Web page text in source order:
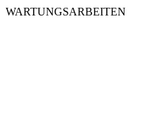
WARTUNGSARBEITEN